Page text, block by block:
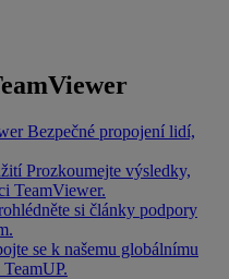
Bezpečné propojení lidí,
Prozkoumejte výsledky,
TeamViewer.
si články podpory
se k našemu globálnímu